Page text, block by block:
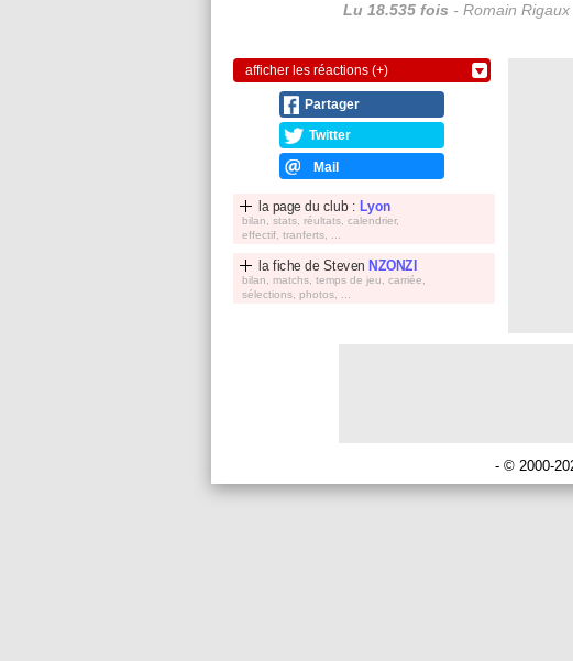
Lu 18.535 fois - Romain
afficher les réactions (+)
Partager
Twitter
Mail
la page du club : Lyon
bilan, stats, réultats, calendrier,
effectif, tranferts, ...
la fiche de Steven NZONZI
bilan, matchs, temps de jeu, carriée,
sélections, photos, ...
- © 2000-